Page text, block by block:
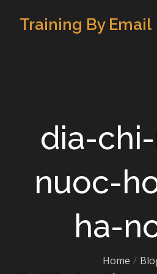
Training By Email
dia-
nuoc-
ha-
Home